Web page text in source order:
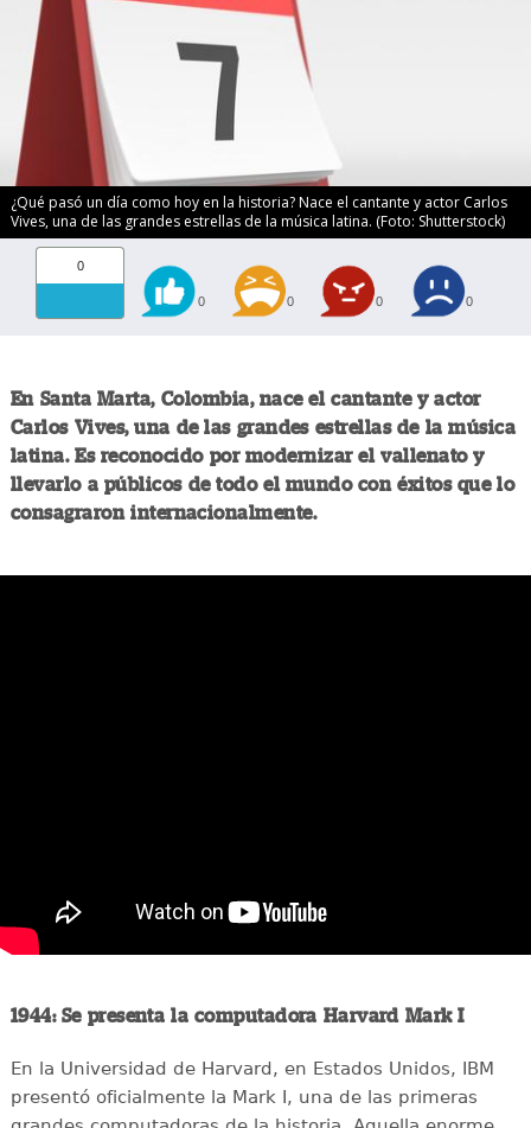
¿Qué pasó un día como hoy en la historia? Nace el cantante y actor Carlos
Vives, una de las grandes estrellas de la música latina. (Foto: Shutterstock)
0
0 0 0 0
En Santa Marta, Colombia, nace el cantante y actor
Carlos Vives, una de las grandes estrellas de la música
latina. Es reconocido por modernizar el vallenato y
llevarlo a públicos de todo el mundo con éxitos que lo
consagraron internacionalmente.
1944: Se presenta la computadora Harvard Mark I
En la Universidad de Harvard, en Estados Unidos, IBM
presentó oficialmente la Mark I, una de las primeras